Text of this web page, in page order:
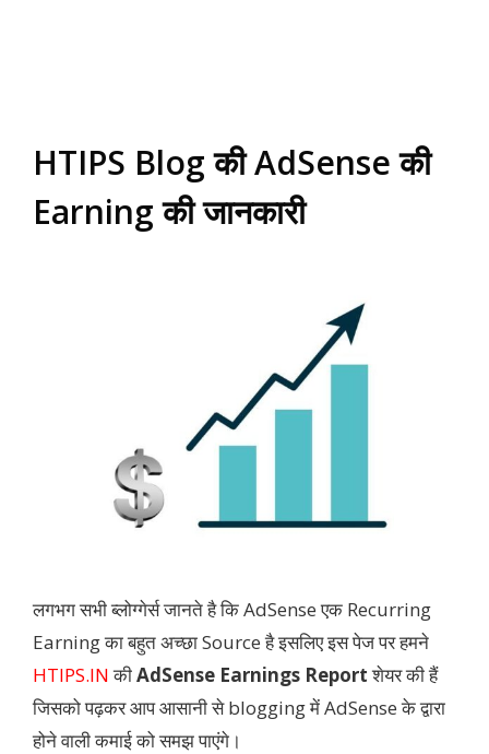
HTIPS Blog की AdSense की
Earning की जानकारी
लगभग सभी ब्लोग्गेर्स जानते है कि AdSense एक Recurring
Earning का बहुत अच्छा Source है इसलिए इस पेज पर हमने
HTIPS.INकीAdSense Earnings Reportशेयर की हैं
जिसको पढ़कर आप आसानी से blogging में AdSense के द्वारा
होने वाली कमाई को समझ पाएंगे।